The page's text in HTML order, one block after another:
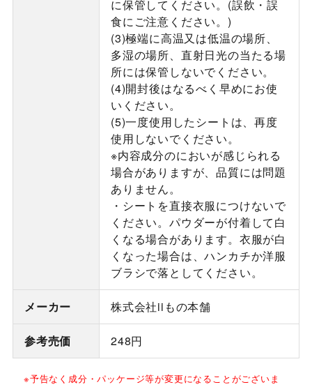
に保管してください。(誤飲・誤
食にご注意ください。)
(3)極端に高温又は低温の場所、
多湿の場所、直射日光の当たる場
所には保管しないでください。
(4)開封後はなるべく早めにお使
いください。
(5)一度使用したシートは、再度
使用しないでください。
※内容成分のにおいが感じられる
場合がありますが、品質には問題
ありません。
・シートを直接衣服につけないで
ください。パウダーが付着して白
くなる場合があります。衣服が白
くなった場合は、ハンカチか洋服
ブラシで落としてください。
メーカー 株式会社iiもの本舗
参考売価 248円
※予告なく成分・パッケージ等が変更になることがございま